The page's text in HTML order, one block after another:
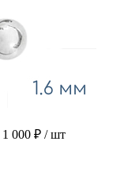
1 000 ₽ / шт